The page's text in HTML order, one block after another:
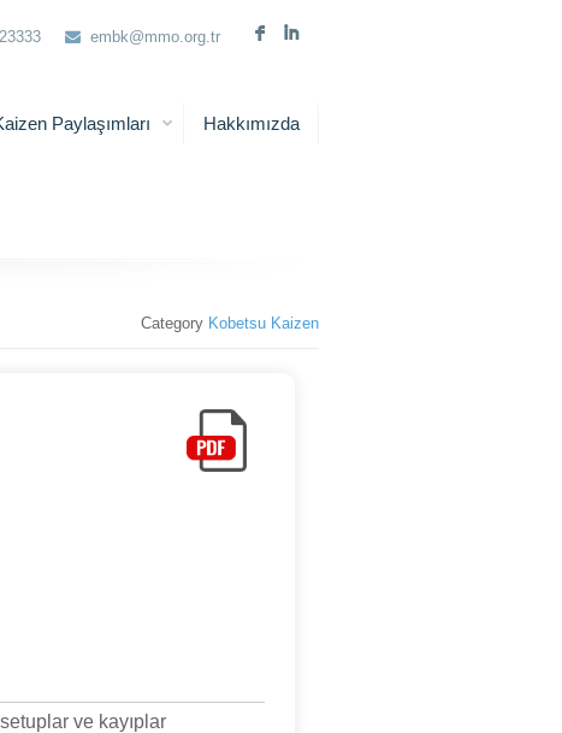
embk@mmo.org.tr F I
Paylaşımları Hakkımızda
Category Kobetsu Kaizen
ve kayıplar